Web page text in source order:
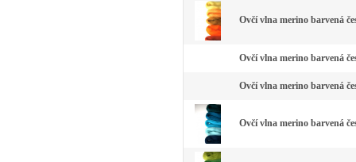
Ovčí vlna merino barvená
Ovčí vlna merino barvená
Ovčí vlna merino barvená
Ovčí vlna merino barvená